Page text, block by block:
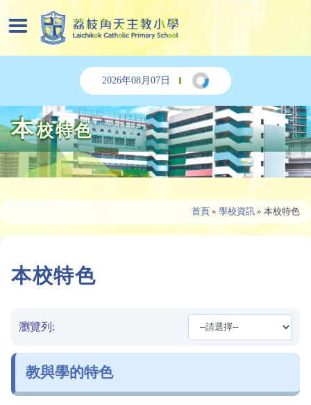
2026年08月07日
本校特色
首頁 » 學校資訊 » 本校特色
本校特色
瀏覽列:
教與學的特色